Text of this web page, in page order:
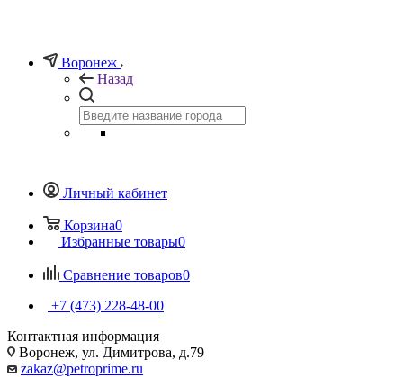
Воронеж
Назад
Личный кабинет
Корзина0
Избранные товары0
Сравнение товаров0
+7 (473) 228-48-00
Контактная информация
Воронеж, ул. Димитрова, д.79
zakaz@petroprime.ru